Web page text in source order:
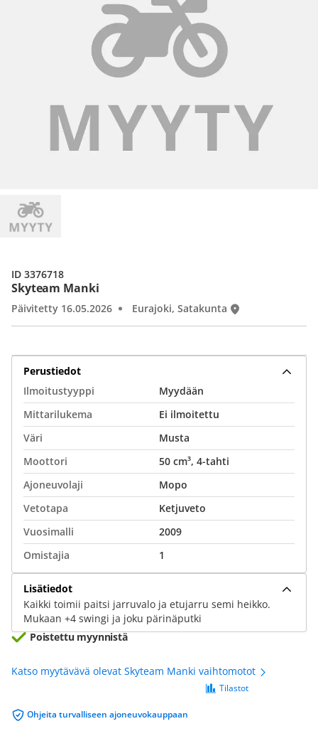
Skyteam Manki
Päivitetty 16.05.2026 Eurajoki, Satakunta
ID 3376718
Perustiedot
Ilmoitustyyppi
Myydään
Mittarilukema
Ei ilmoitettu
Väri
Musta
Moottori
50 cm³, 4-tahti
Ajoneuvolaji
Mopo
Vetotapa
Ketjuveto
Vuosimalli
2009
Omistajia
1
Lisätiedot
Kaikki toimii paitsi jarruvalo ja etujarru semi heikko.
Mukaan +4 swingi ja joku pärinäputki
Poistettu myynnistä
Katso myytävävä olevat Skyteam Manki vaihtomotot
Ohjeita turvalliseen ajoneuvokauppaan
Tilastot